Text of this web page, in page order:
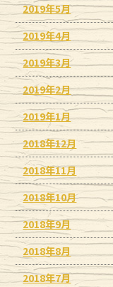
2019年5月
2019年4月
2019年3月
2019年2月
2019年1月
2018年12月
2018年11月
2018年10月
2018年9月
2018年8月
2018年7月